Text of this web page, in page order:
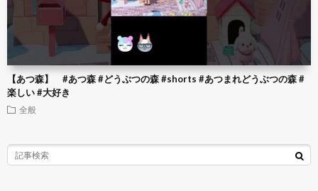
【あつ森】 #あつ森 #どうぶつの森 #shorts #あつまれどうぶつの森 #
楽しい #大好き
全般